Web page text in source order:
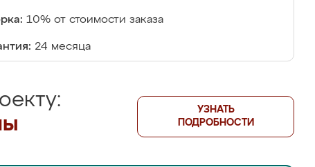
10% от стоимости заказа
24 месяца
УЗНАТЬ
ПОДРОБНОСТИ